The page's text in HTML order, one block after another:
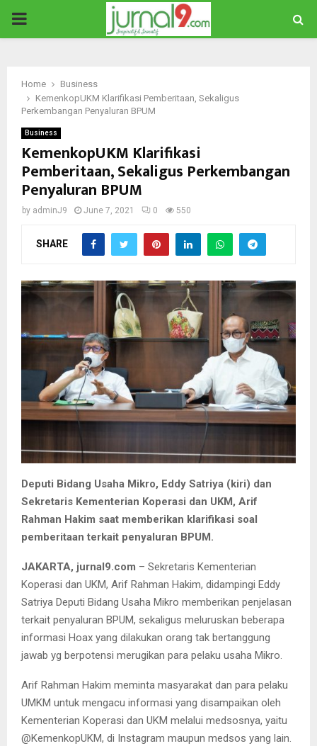
PRIMARY
Home
Business
KemenkopUKM Klarifikasi Pemberitaan, Sekaligus
Perkembangan Penyaluran BPUM
Business
KemenkopUKM Klarifikasi
Pemberitaan, Sekaligus Perkembangan
Penyaluran BPUM
by adminJ9 June 7, 2021 0 550
SHARE
Deputi Bidang Usaha Mikro, Eddy Satriya (kiri) dan
Sekretaris Kementerian Koperasi dan UKM, Arif
Rahman Hakim saat memberikan klarifikasi soal
pemberitaan terkait penyaluran BPUM.
JAKARTA, jurnal9.com – Sekretaris Kementerian
Koperasi dan UKM, Arif Rahman Hakim, didampingi Eddy
Satriya Deputi Bidang Usaha Mikro memberikan penjelasan
terkait penyaluran BPUM, sekaligus meluruskan beberapa
informasi Hoax yang dilakukan orang tak bertanggung
jawab yg berpotensi merugikan para pelaku usaha Mikro.
Arif Rahman Hakim meminta masyarakat dan para pelaku
UMKM untuk mengacu informasi yang disampaikan oleh
Kementerian Koperasi dan UKM melalui medsosnya, yaitu
@KemenkopUKM, di Instagram maupun medsos yang lain.